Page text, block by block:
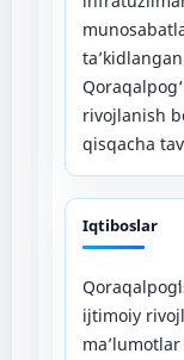
rivojlanish
qisqacha
Iqtiboslar
ijtimoiy
ma’lumotlar